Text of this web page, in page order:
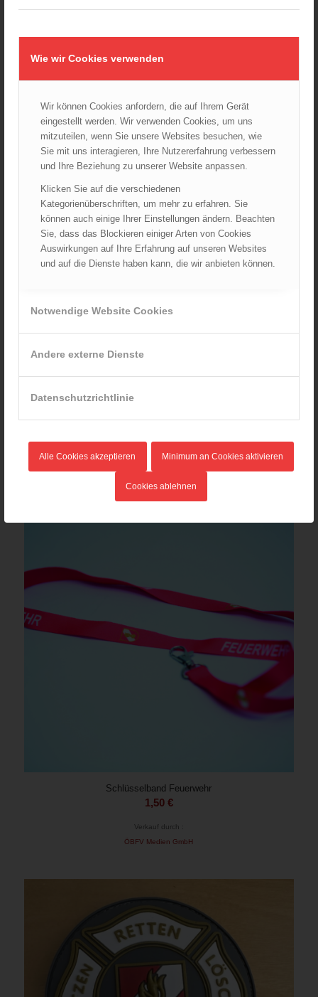
Wie wir Cookies verwenden
Wir können Cookies anfordern, die auf Ihrem Gerät
eingestellt werden. Wir verwenden Cookies, um uns
mitzuteilen, wenn Sie unsere Websites besuchen, wie
Sie mit uns interagieren, Ihre Nutzererfahrung verbessern
und Ihre Beziehung zu unserer Website anpassen.
Klicken Sie auf die verschiedenen
Kategorienüberschriften, um mehr zu erfahren. Sie
können auch einige Ihrer Einstellungen ändern. Beachten
Sie, dass das Blockieren einiger Arten von Cookies
Auswirkungen auf Ihre Erfahrung auf unseren Websites
und auf die Dienste haben kann, die wir anbieten können.
Notwendige Website Cookies
Andere externe Dienste
Datenschutzrichtlinie
Alle Cookies akzeptieren Minimum an Cookies aktivieren
Cookies ablehnen
Schlüsselband Feuerwehr
1,50 €
Verkauf durch :
ÖBFV Medien GmbH